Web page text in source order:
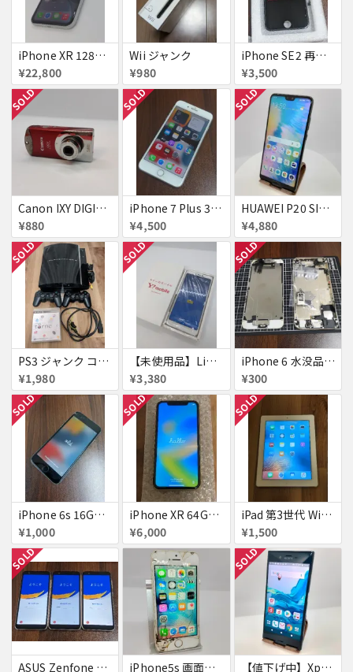
iPhone XR 128GB SIMフリー
¥22,800
Wii ジャンク
¥980
iPhone SE2 再生液晶パネル 黒
¥3,500
SOLD
Canon IXY DIGITAL L3 ズームレンズ不良
¥880
SOLD
iPhone 7 Plus 32GB
¥4,500
SOLD
HUAWEI P20 SIMフリー 861197043272279
¥4,880
SOLD
PS3 ジャンク コントローラー付き
¥1,980
SOLD
【未使用品】Libero S10 Softbank
¥3,380
SOLD
iPhone 6 水没品 ネジなど部品取り用
¥300
SOLD
iPhone 6s 16GB アクティベーションロック
¥1,000
SOLD
iPhone XR 64GB au 美品アクティベーションロック
¥6,000
SOLD
iPad 第3世代 WiFiモデル 16GB A1416
¥1,500
SOLD
ASUS Zenfone Live (L1) ロック品×3台
iPhone5s 画面割れ
SOLD
【値下げ中】XperiaXZ